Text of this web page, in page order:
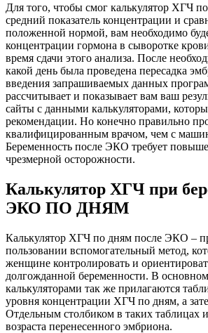
Для того, чтобы смог калькулятор ХГЧ
средний показатель концентрации и
положенной нормой, вам необходимо
концентрации гормона в сыворотке
время сдачи этого анализа. После
какой день была проведена пересадка
введения запрашиваемых данных
рассчитывает и показывает вам ваш
сайты с данными калькуляторами,
рекомендации. Но конечно правильно
квалифицированным врачом, чем с
Беременность после ЭКО требует
чрезмерной осторожности.
Калькулятор ХГЧ при
ЭКО ПО ДНЯМ
Калькулятор ХГЧ по дням после ЭКО –
пользовании вспомогательный метод,
женщине контролировать и
долгожданной беременности. В
калькуляторами так же прилагаются
уровня концентрации ХГЧ по дням, а
Отдельным столбиком в таких таблицах
возраста перенесенного эмбриона.